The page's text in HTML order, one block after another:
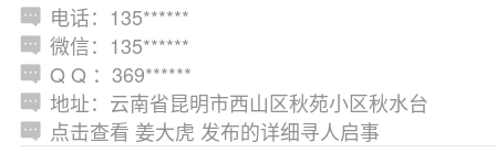
电话：135******
微信：135******
Q Q ：369******
地址：云南省昆明市西山区秋苑小区秋水台
点击查看 姜大虎 发布的详细寻人启事